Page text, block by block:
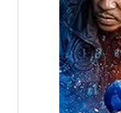
選挙の勝ち方
ナイト・ビフ
（2015） 出演
クーパー家の
アントマン（